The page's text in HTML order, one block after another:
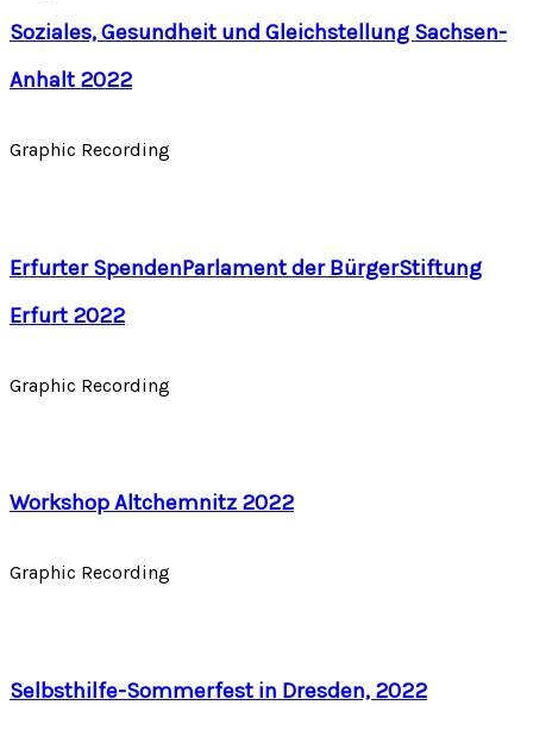
Soziales, Gesundheit und Gleichstellung Sachsen-
Anhalt 2022
Graphic Recording
Erfurter SpendenParlament der BürgerStiftung
Erfurt 2022
Graphic Recording
Workshop Altchemnitz 2022
Graphic Recording
Selbsthilfe-Sommerfest in Dresden, 2022